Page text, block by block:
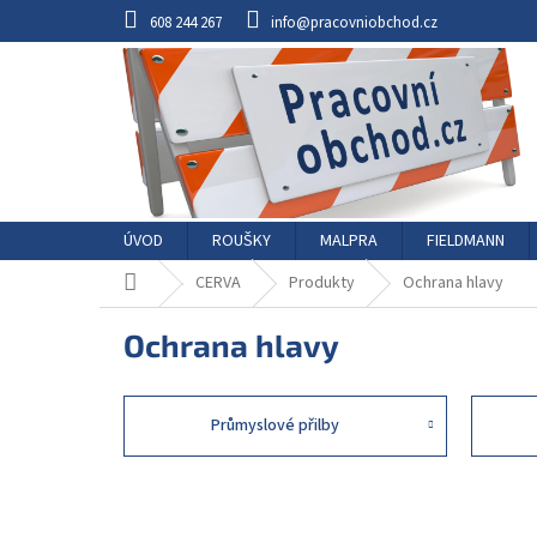
608 244 267 info@pracovniobchod.cz
ÚVOD ROUŠKY MALPRA FIELDMANN
Domů CERVA Produkty Ochrana hlavy
Ochrana hlavy
Průmyslové přilby